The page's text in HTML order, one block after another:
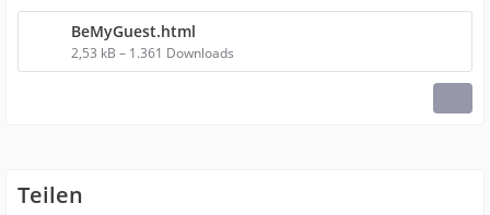
BeMyGuest.html
2,53 kB – 1.361 Downloads
Teilen